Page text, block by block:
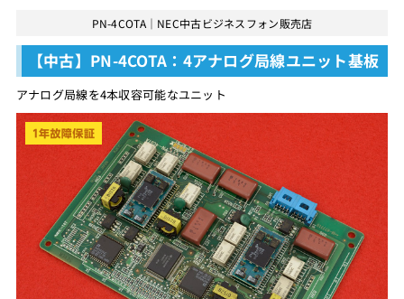
PN-4COTA｜NEC中古ビジネスフォン販売店
【中古】PN-4COTA：4アナログ局線ユニット基板
アナログ局線を4本収容可能なユニット